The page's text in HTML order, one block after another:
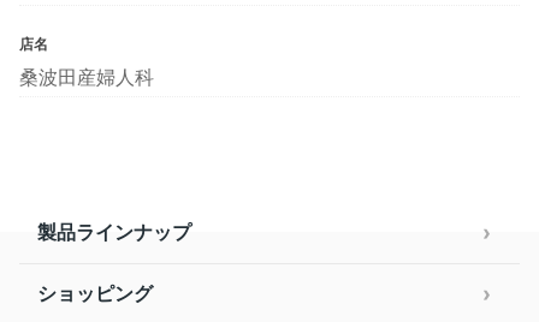
店名
桑波田産婦人科
製品ラインナップ
ショッピング